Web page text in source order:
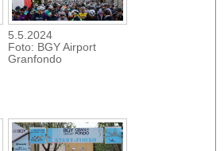
5.5.2024
Foto: BGY Airport
Granfondo